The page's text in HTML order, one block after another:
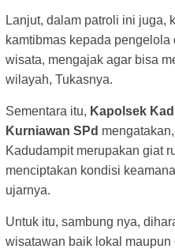
Lanjut, dalam patroli ini juga,
kamtibmas kepada
wisata, mengajak agar bisa
wilayah, Tukasnya.
Sementara itu, Kapolsek
Kurniawan SPd
Kadudampit merupakan giat
menciptakan kondisi
ujarnya.
Untuk itu, sambung nya,
wisatawan baik lokal